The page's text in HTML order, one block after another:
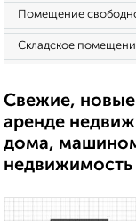
Помещение
Складское
Свежие,
аренде
дома,